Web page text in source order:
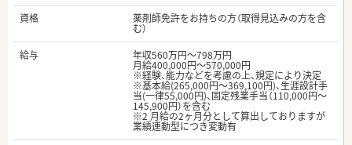
資格
薬剤師免許をお持ちの方（取得見込みの方を含
む）
給与
年収560万円～798万円
月給400,000円～570,000円
※経験、能力などを考慮の上、規定により決定
※基本給(265,000円～369,100円)、生涯設計手
当(一律55,000円)、固定残業手当（110,000円～
145,900円）を含む
※2 月給の2ヶ月分として算出しておりますが
業績連動型につき変動有